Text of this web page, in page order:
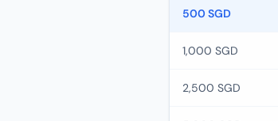
500 SGD
1,000 SGD
2,500 SGD